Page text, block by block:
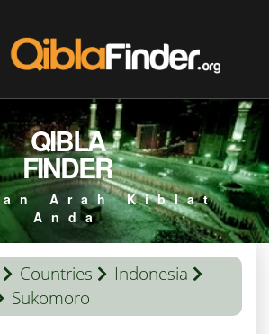
QIBLA
FINDER
Arah Kiblat
Anda
Countries
Indonesia
Sukomoro